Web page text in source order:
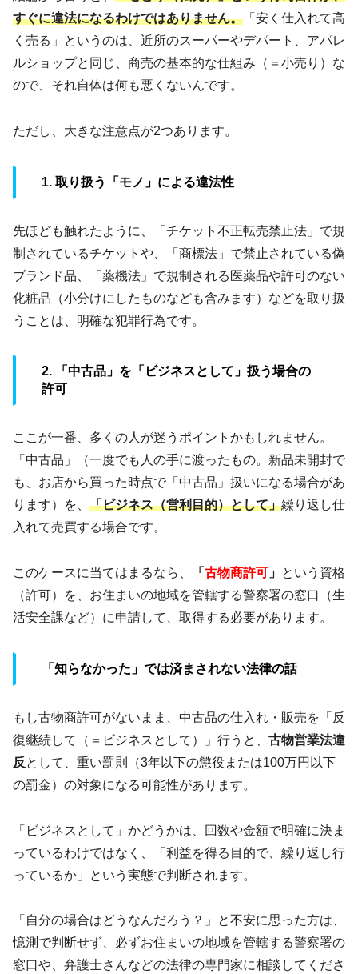
すぐに違法になるわけではありません。 「安く仕入れて高
く売る」というのは、近所のスーパーやデパート、アパレ
ルショップと同じ、商売の基本的な仕組み（＝小売り）な
ので、それ自体は何も悪くないんです。
ただし、大きな注意点が2つあります。
1. 取り扱う「モノ」による違法性
先ほども触れたように、「チケット不正転売禁止法」で規
制されているチケットや、「商標法」で禁止されている偽
ブランド品、「薬機法」で規制される医薬品や許可のない
化粧品（小分けにしたものなども含みます）などを取り扱
うことは、明確な犯罪行為です。
2. 「中古品」を「ビジネスとして」扱う場合の
許可
ここが一番、多くの人が迷うポイントかもしれません。
「中古品」（一度でも人の手に渡ったもの。新品未開封で
も、お店から買った時点で「中古品」扱いになる場合があ
ります）を、 「ビジネス（営利目的）として」繰り返し仕
入れて売買する場合です。
このケースに当てはまるなら、 「 古物商許可 」 という資格
（許可）を、お住まいの地域を管轄する警察署の窓口（生
活安全課など）に申請して、取得する必要があります。
「知らなかった」では済まされない法律の話
もし古物商許可がないまま、中古品の仕入れ・販売を「反
復継続して（＝ビジネスとして）」行うと、 古物営業法違
反 として、重い罰則（3年以下の懲役または100万円以下
の罰金）の対象になる可能性があります。
「ビジネスとして」かどうかは、回数や金額で明確に決ま
っているわけではなく、「利益を得る目的で、繰り返し行
っているか」という実態で判断されます。
「自分の場合はどうなんだろう？」と不安に思った方は、
憶測で判断せず、必ずお住まいの地域を管轄する警察署の
窓口や、弁護士さんなどの法律の専門家に相談してくださ